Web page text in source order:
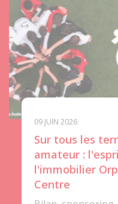
09 JUIN 2026
Sur tous les
amateur :
l'immobilier
Centre